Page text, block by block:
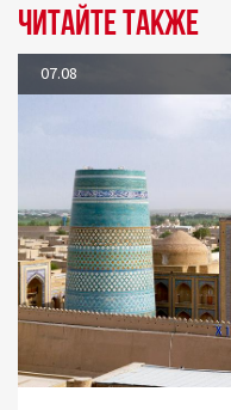
Читайте также
07.08